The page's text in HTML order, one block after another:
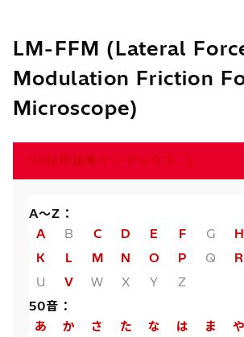
LM-FFM (Lateral
Modulation Friction
Microscope)
SPM用語集 インデックス
A～Z：
A
B C D E F G H
K
L M N O P Q R
U
V W X Y
Z
50音：
あ
か さ た な は ま や